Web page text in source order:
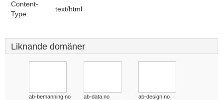
Content-
Type:
text/html
Liknande domäner
ab-bemanning.no ab-data.no ab-design.no